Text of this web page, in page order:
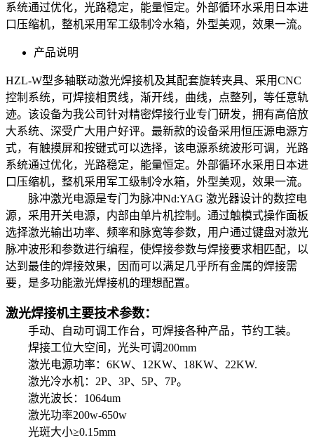
系统通过优化，光路稳定，能量恒定。外部循环水采用日本进
口压缩机，整机采用军工级制冷水箱，外型美观，效果一流。
产品说明
HZL-W型多轴联动激光焊接机及其配套旋转夹具、采用CNC
控制系统，可焊接相贯线，渐开线，曲线，点整列，等任意轨
迹。该设备为我公司针对精密焊接行业专门研发，拥有高倍放
大系统、深受广大用户好评。最新款的设备采用恒压源电源方
式，有触摸屏和按键式可以选择，该电源系统波形可调，光路
系统通过优化，光路稳定，能量恒定。外部循环水采用日本进
口压缩机，整机采用军工级制冷水箱，外型美观，效果一流。
脉冲激光电源是专门为脉冲Nd:YAG 激光器设计的数控电
源，采用开关电源，内部由单片机控制。通过触模式操作面板
选择激光输出功率、频率和脉宽等参数，用户通过键盘对激光
脉冲波形和参数进行编程，使焊接参数与焊接要求相匹配，以
达到最佳的焊接效果，因而可以满足几乎所有金属的焊接需
要，是多功能激光焊接机的理想配置。
激光焊接机主要技术参数：
手动、自动可调工作台，可焊接各种产品，节约工装。
焊接工位大空间，光头可调200mm
激光电源功率：6KW、12KW、18KW、22KW.
激光冷水机：2P、3P、5P、7P。
激光波长：1064um
激光功率200w-650w
光斑大小≥0.15mm